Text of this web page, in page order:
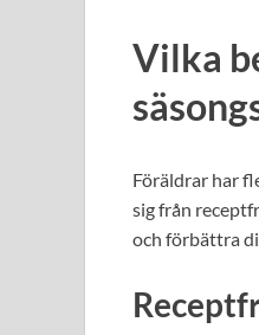
Vilka
Föräldrar har
sig från
och förbättra